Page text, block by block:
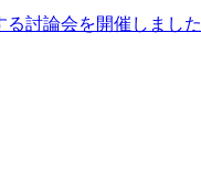
討論会を開催しました